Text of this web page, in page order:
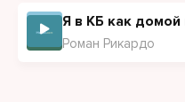
Роман Рикардо